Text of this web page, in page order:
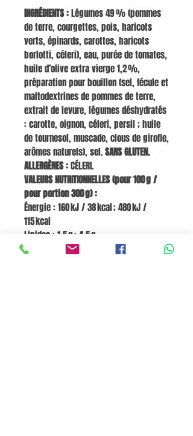
INGRÉDIENTS :Légumes 49 % (pommes
de terre, courgettes, pois, haricots
verts, épinards, carottes, haricots
borlotti, céleri), eau, purée de tomates,
huile d’olive extra vierge 1,2 %,
préparation pour bouillon (sel, fécule et
maltodextrines de pommes de terre,
extrait de levure, légumes déshydratés
: carotte, oignon, céleri, persil ; huile
de tournesol, muscade, clous de girofle,
arômes naturels), sel.SANS GLUTEN.
ALLERGÈNES :CÉLERI.
VALEURS NUTRITIONNELLES (pour 100 g /
pour portion 300 g) :
Énergie : 160 kJ / 38 kcal ; 480 kJ /
115 kcal
Lipides : 1,5 g ; 4,5 g
dont acides gras saturés : 0,2 g ; 0,6 g